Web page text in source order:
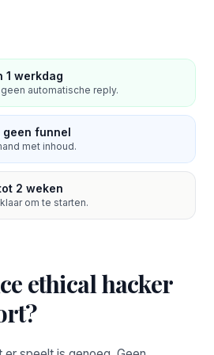
1 werkdag
automatische reply.
funnel
met inhoud.
2 weken
om te starten.
ethical hacker